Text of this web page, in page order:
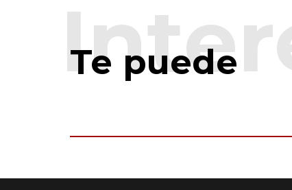
Te puede